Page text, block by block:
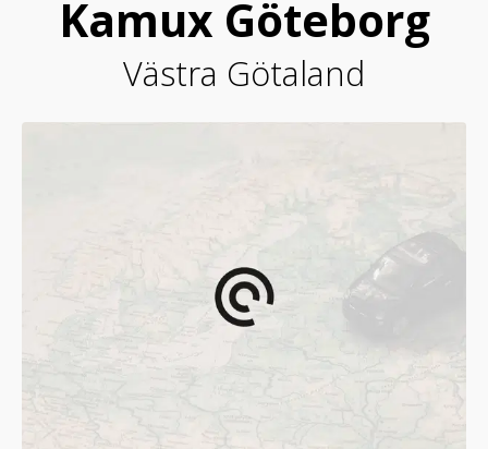
Kamux Göteborg
Västra Götaland